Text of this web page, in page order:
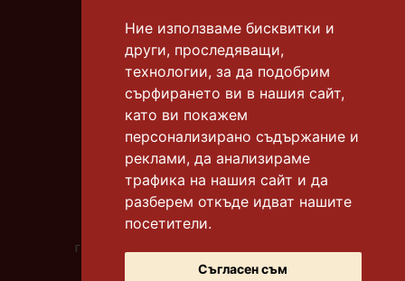
Ние използваме бисквитки и
други, проследяващи,
технологии, за да подобрим
сърфирането ви в нашия сайт,
като ви покажем
персонализирано съдържание и
реклами, да анализираме
трафика на нашия сайт и да
разберем откъде идват нашите
посетители.
Съгласен съм
гр. Бургас, к-с "Славейков"
тел.:0878 306 665
гр. Бургас, к-с "Славейков"
тел.:0878 306 612
гр. Бургас, к-с "Меден рудник" бл. 118
тел.:0878 306 669
гр. Бургас, ул. "Битоля"
градинката до у-ще "Бр. Миладинови"
0878 306 667